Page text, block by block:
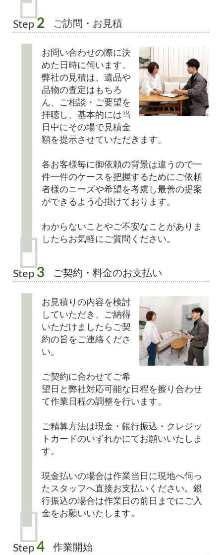
Step 2 ご訪問・お見積
お問い合わせの際に決
めた日時に伺います。
弊社の見積は、遺品や
品物の査定はもちろ
ん、ご相談・ご要望を
拝聴し、基本的には当
日中にその場で見積金
額を提示させていただきます。
各お客様毎に御依頼の背景は違うので一
件一件のケースを把握するためにご依頼
者様のニーズや希望を考慮し最善の提案
ができるよう心掛けております。
わからないことやご不安なことがありま
したらお気軽にご質問ください。
Step 3 ご契約・料金のお支払い
お見積りの内容を検討
していただき、ご納得
いただけましたらご契
約の旨をご連絡くださ
い。
ご契約に合わせてご希
望日と弊社対応可能な日程を擦り合わせ
て作業日程の調整を行います。
ご精算方法は現金・銀行振込・クレジッ
トカードのいずれかにてお願いいたしま
す。
現金払いの場合は作業当日に現地へ伺っ
たスタッフへ直接お支払いください。銀
行振込の場合は作業日の前日までにご入
金をお願いいたします。
Step 4 作業開始